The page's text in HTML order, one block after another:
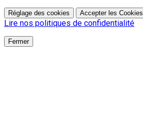
Réglage des cookies Accepter les Cookies
Lire nos politiques de confidentialité
Fermer